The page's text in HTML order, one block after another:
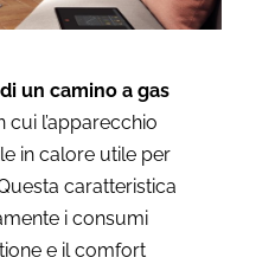
un camino a gas
cui l’apparecchio
in calore utile per
caratteristica
i consumi
e il comfort